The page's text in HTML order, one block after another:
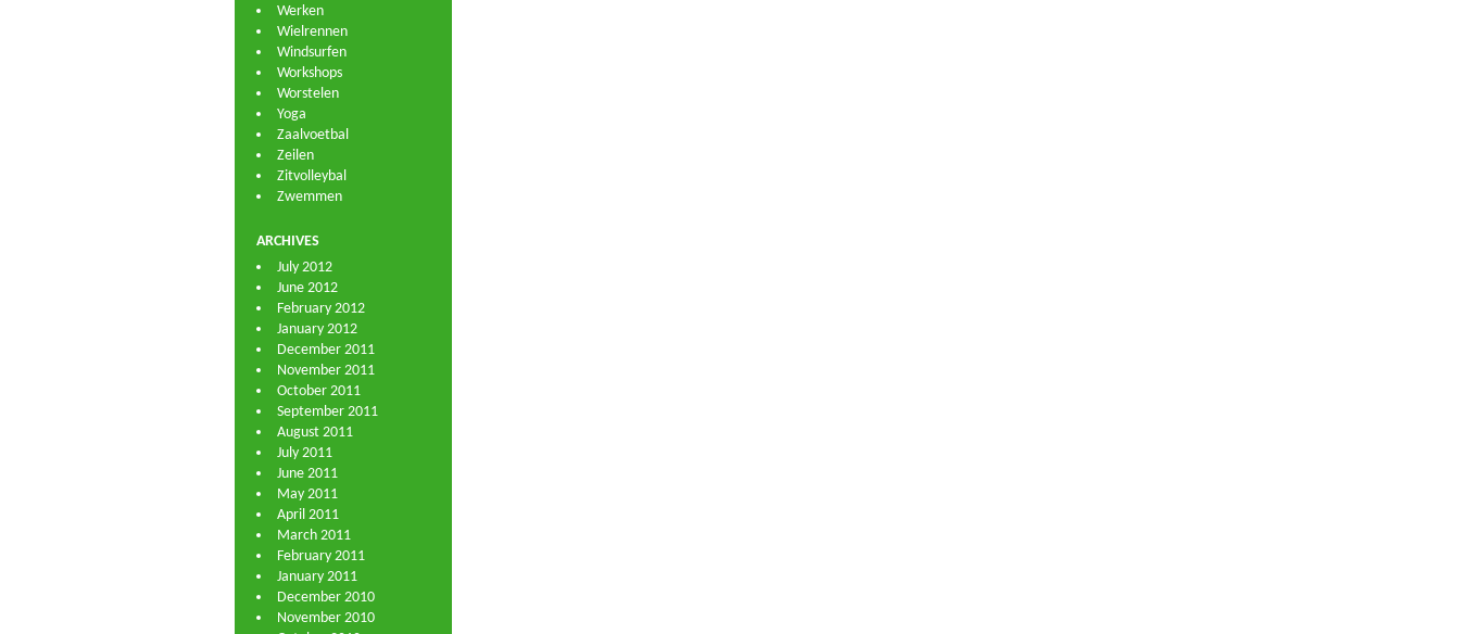
Werken
Wielrennen
Windsurfen
Workshops
Worstelen
Yoga
Zaalvoetbal
Zeilen
Zitvolleybal
Zwemmen
ARCHIVES
July 2012
June 2012
February 2012
January 2012
December 2011
November 2011
October 2011
September 2011
August 2011
July 2011
June 2011
May 2011
April 2011
March 2011
February 2011
January 2011
December 2010
November 2010